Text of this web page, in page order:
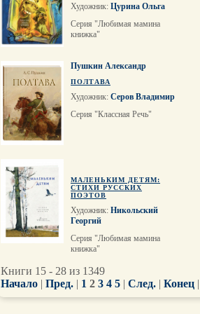
Художник: Цурина Ольга
Серия "Любимая мамина
книжка"
Пушкин Александр
ПОЛТАВА
Художник: Серов Владимир
Серия "Классная Речь"
МАЛЕНЬКИМ ДЕТЯМ:
СТИХИ РУССКИХ
ПОЭТОВ
Художник: Никольский
Георгий
Серия "Любимая мамина
книжка"
Книги 15 - 28 из 1349
Начало | Пред. | 1 2 3 4 5 | След. | Конец |